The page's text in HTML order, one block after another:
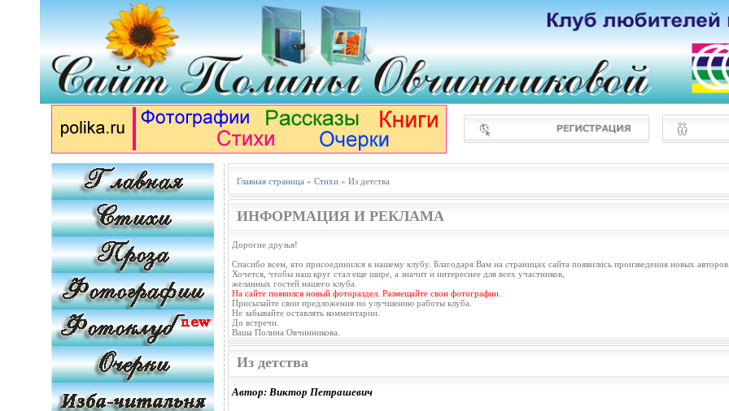
Главная страница » Стихи» Из детства
ИНФОРМАЦИЯ И РЕКЛАМА
Дорогие друзья!
Спасибо всем, кто присоединился к нашему клубу. Благодаря Вам на страницах сайта появились произведения новых авторов.
Хочется, чтобы наш круг стал еще шире, а значит и интереснее для всех участников,
желанных гостей нашего клуба.
На сайте появился новый фотораздел. Размещайте свои фотографии.
Присылайте свои предложения по улучшению работы клуба.
Не забывайте оставлять комментарии.
До встречи.
Ваша Полина Овчинникова.
Из детства
Автор: Виктор Петрашевич